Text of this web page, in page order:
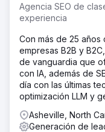
Diseñamos y
en WordPress antes
y Google Ads.
El resultado
El cliente quedó
nuestro programa,
proyectos de
los días. El cliente
de los dos años del
Agencia SEO de
experiencia
Con más de 25
empresas B2B y
de vanguardia que
con IA, además de
día con las últimas
optimización LLM y
Asheville, North
Generación de